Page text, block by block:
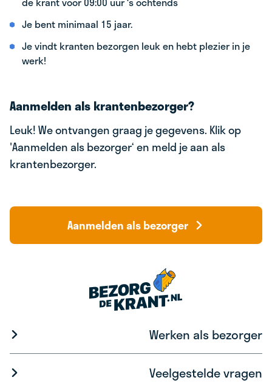
Je bent minimaal 15 jaar.
Je vindt kranten bezorgen leuk en hebt plezier in je
werk!
Aanmelden als krantenbezorger?
Leuk! We ontvangen graag je gegevens. Klik op
'Aanmelden als bezorger‘ en meld je aan als
krantenbezorger.
Aanmelden als bezorger
Werken als bezorger
Veelgestelde vragen